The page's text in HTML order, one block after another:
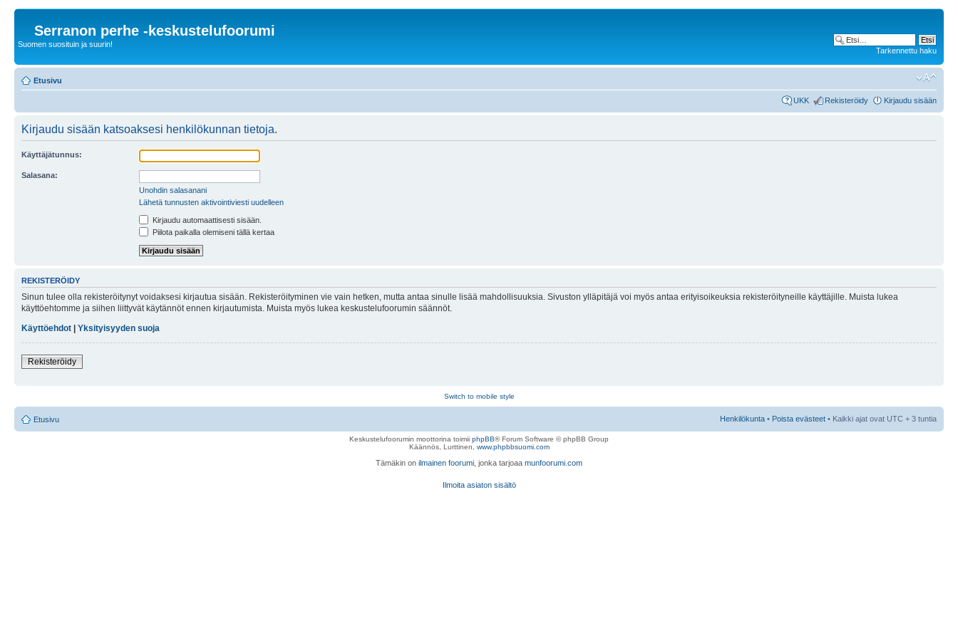
Serranon perhe -keskustelufoorumi
Suomen suosituin ja suurin!
Tarkennettu haku
Etusivu
UKK Rekisteröidy Kirjaudu sisään
Kirjaudu sisään katsoaksesi henkilökunnan tietoja.
Käyttäjätunnus:
Salasana:
Unohdin salasanani
Lähetä tunnusten aktivointiviesti uudelleen
Kirjaudu automaattisesti sisään.
Piilota paikalla olemiseni tällä kertaa
REKISTERÖIDY
Sinun tulee olla rekisteröitynyt voidaksesi kirjautua sisään. Rekisteröityminen vie vain hetken, mutta antaa sinulle lisää mahdollisuuksia. Sivuston ylläpitäjä voi myös antaa erityisoikeuksia rekisteröityneille käyttäjille. Muista lukea
käyttöehtomme ja siihen liittyvät käytännöt ennen kirjautumista. Muista myös lukea keskustelufoorumin säännöt.
Käyttöehdot
Yksityisyyden suoja
Rekisteröidy
Switch to mobile style
Etusivu Henkilökunta • Poista evästeet • Kaikki ajat ovat UTC + 3 tuntia
Keskustelufoorumin moottorina toimii phpBB® Forum Software © phpBB Group
Käännös, Lurttinen, www.phpbbsuomi.com
Tämäkin on ilmainen foorumi , jonka tarjoaa munfoorumi.com
Ilmoita asiaton sisältö